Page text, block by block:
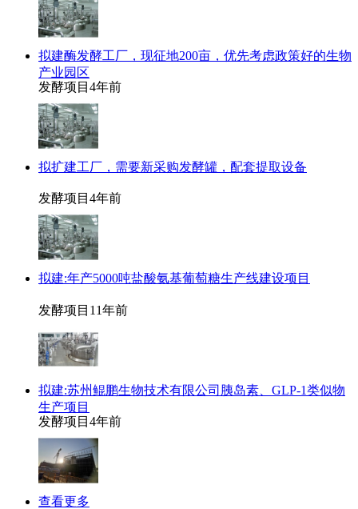
拟建酶发酵工厂，现征地200亩，优先考虑政策好的生物
产业园区
发酵项目 4年前
拟扩建工厂，需要新采购发酵罐，配套提取设备
发酵项目 4年前
拟建:年产5000吨盐酸氨基葡萄糖生产线建设项目
发酵项目 11年前
拟建:苏州鲲鹏生物技术有限公司胰岛素、GLP-1类似物
生产项目
发酵项目 4年前
查看更多